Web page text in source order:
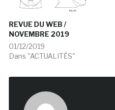
REVUE DU WEB /
NOVEMBRE 2019
01/12/2019
Dans "ACTUALITÉS"